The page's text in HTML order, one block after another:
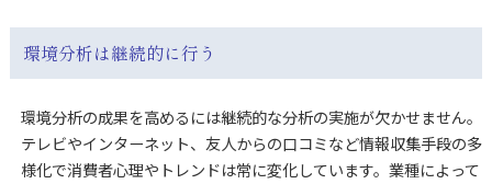
環境分析は継続的に行う
環境分析の成果を高めるには継続的な分析の実施が欠かせません。
テレビやインターネット、友人からの口コミなど情報収集手段の多
様化で消費者心理やトレンドは常に変化しています。業種によって